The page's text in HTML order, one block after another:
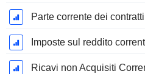
Parte corrente dei
Imposte sul reddito
Ricavi non Acquisiti